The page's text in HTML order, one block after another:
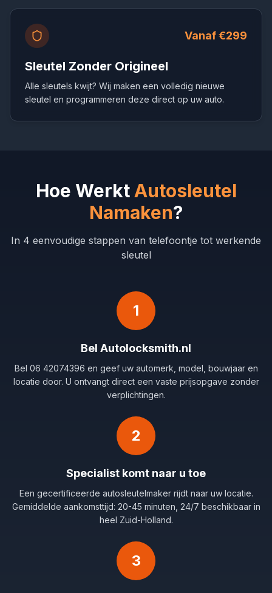
Vanaf €299
Sleutel Zonder Origineel
Alle sleutels kwijt? Wij maken een volledig nieuwe
sleutel en programmeren deze direct op uw auto.
Hoe WerktAutosleutel
Namaken?
In 4 eenvoudige stappen van telefoontje tot werkende
sleutel
1
Bel Autolocksmith.nl
Bel 06 42074396 en geef uw automerk, model, bouwjaar en
locatie door. U ontvangt direct een vaste prijsopgave zonder
verplichtingen.
2
Specialist komt naar u toe
Een gecertificeerde autosleutelmaker rijdt naar uw locatie.
Gemiddelde aankomsttijd: 20-45 minuten, 24/7 beschikbaar in
heel Zuid-Holland.
3